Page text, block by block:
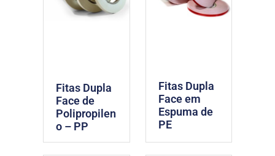
Fitas Dupla
Face de
Polipropilen
o – PP
Fitas Dupla
Face em
Espuma de
PE